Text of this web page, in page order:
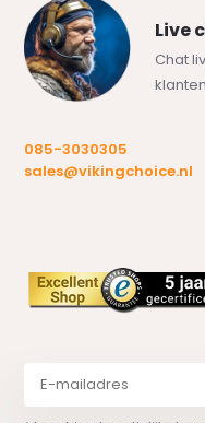
Live
Chat
085-3030305
sales@vikingchoice.nl